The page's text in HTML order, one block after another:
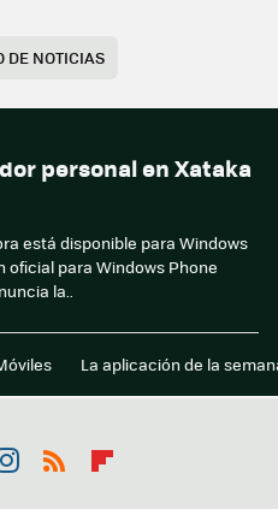
DE NOTICIAS
personal en Xataka
está disponible para Windows
oficial para Windows Phone
la..
La aplicación de la